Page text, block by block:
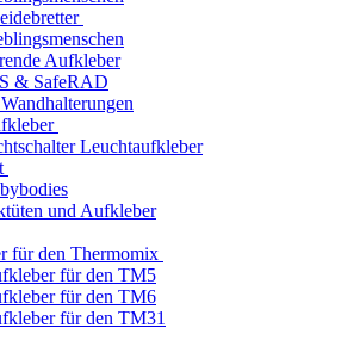
Aufkleber
& SafeRAD
Leuchtaufkleber
und Aufkleber
für den Thermomix
für den TM5
für den TM6
für den TM31